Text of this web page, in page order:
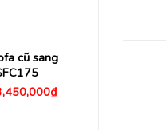
cũ sang
gốc
₫Giá